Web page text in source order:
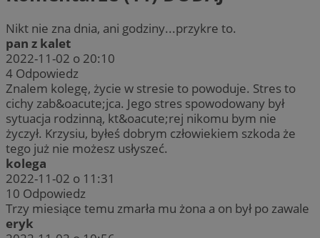
Nikt nie zna dnia, ani godziny...przykre to.
pan z kalet
2022-11-02 o 20:10
4 Odpowiedz
Znalem kolegę, życie w stresie to powoduje. Stres to
cichy zab&oacute;jca. Jego stres spowodowany był
sytuacja rodzinną, kt&oacute;rej nikomu bym nie
życzył. Krzysiu, byłeś dobrym człowiekiem szkoda że
tego już nie możesz usłyszeć.
kolega
2022-11-02 o 11:31
10 Odpowiedz
Trzy miesiące temu zmarła mu żona a on był po zawale
eryk